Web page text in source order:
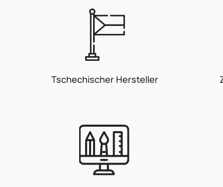
Tschechischer Hersteller